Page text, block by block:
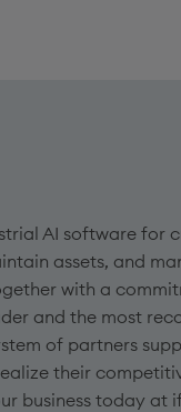
AI software
assets, and
with a
and the most
of partners
their
business today at